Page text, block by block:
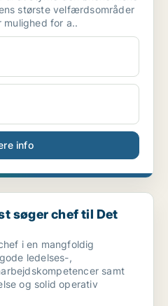
største velfærdsområder
for a..
info
til Det Bornholmske...
søger chef til Det
i en mangfoldig
ledelses-,
samt
og solid operativ